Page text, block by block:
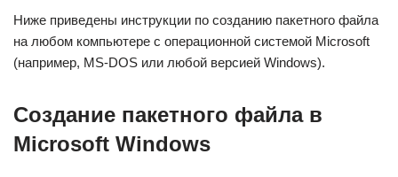
Ниже приведены инструкции по созданию пакетного файла
на любом компьютере с операционной системой Microsoft
(например, MS-DOS или любой версией Windows).
Создание пакетного файла в
Microsoft Windows